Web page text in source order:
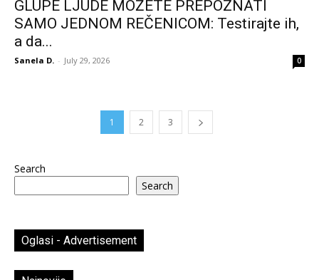
GLUPE LJUDE MOŽETE PREPOZNATI
SAMO JEDNOM REČENICOM: Testirajte ih,
a da...
Sanela D. - July 29, 2026 0
1 2 3
Search
Search
Oglasi - Advertisement